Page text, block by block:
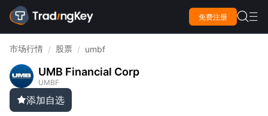
免费注册  
市场行情 / 股票 / umbf
UMB Financial Corp
UMBF
添加自选